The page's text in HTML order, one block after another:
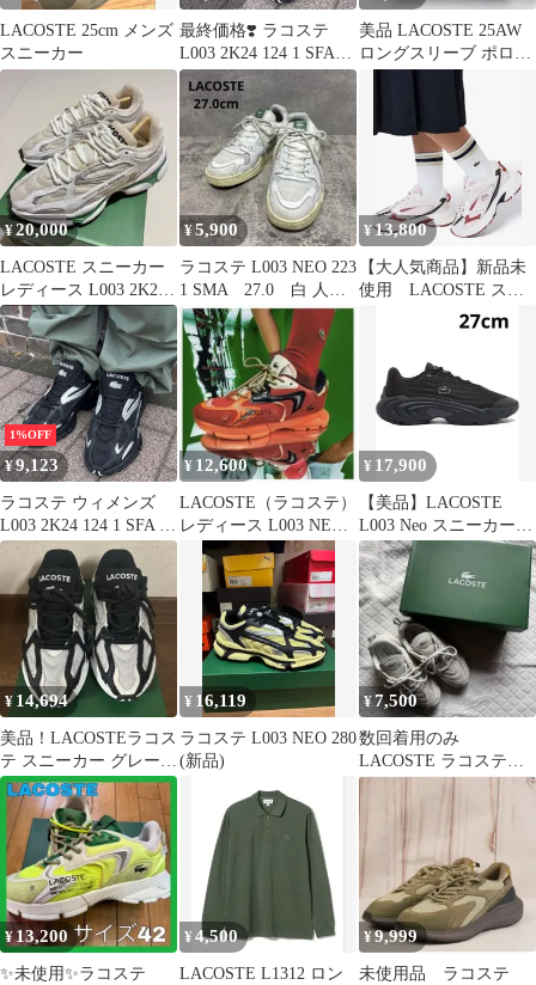
LACOSTE 25cm メンズ
スニーカー
最終価格❣️ ラコステ
L003 2K24 124 1 SFA
BK 定価2.2万
美品 LACOSTE 25AW
ロングスリーブ ポロシ
ャツ L1312LJ 5
¥20,000
LACOSTE スニーカー
レディース L003 2K24
【22.5cm】
¥5,900
ラコステ L003 NEO 223
1 SMA 27.0 白 人
気 スニーカー
¥13,800
【大人気商品】新品未
使用 LACOSTE スニ
ーカー レディース
1%OFF
¥9,123
ラコステ ウィメンズ
L003 2K24 124 1 SFA 定
価¥22,000 24cm
¥ 12,600
LACOSTE（ラコステ）
レディース L003 NEO
123 1 SFA
¥ 17,900
【美品】LACOSTE
L003 Neo スニーカー
ブラック
¥ 14,694
美品！LACOSTEラコス
テ スニーカー グレー×
シルバー23.0㎝
¥ 16,119
ラコステ L003 NEO 280
(新品)
¥7,500
数回着用のみ
LACOSTE ラコステ
ホワイト スニーカー
¥13,200
✨未使用✨ラコステ
¥ 4,500
LACOSTE L1312 ロン
¥9,999
未使用品 ラコステ